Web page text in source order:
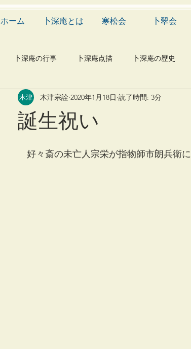
ホーム 卜深庵とは 寒松会 卜翠会
卜深庵の行事 卜深庵点描 卜深庵の歴史
漢詩 俳諧 文学 有職 民俗
誕生祝い
木津宗詮 2020年1月18日 読了時間: 3分
好々斎の未亡人宗栄が指物師市朗兵衛